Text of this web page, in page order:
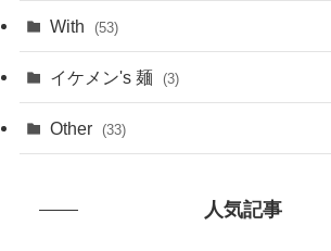
(38)
(114)
With (53)
(15)
(43)
イケメン's 麺 (3)
Other (33)
人気記事